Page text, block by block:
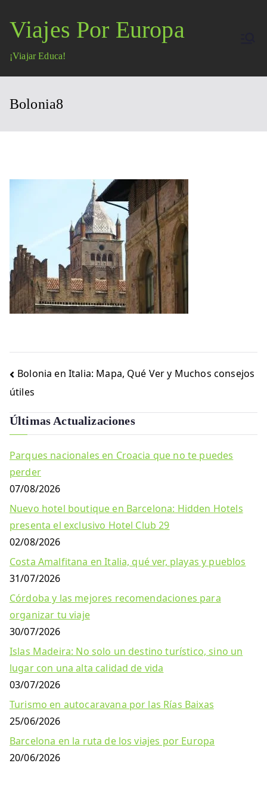
contenido
Viajes Por Europa
¡Viajar Educa!
Bolonia8
Navegación
de
entradas
Bolonia en Italia: Mapa, Qué Ver y Muchos consejos
útiles
Últimas Actualizaciones
Parques nacionales en Croacia que no te puedes
perder
07/08/2026
Nuevo hotel boutique en Barcelona: Hidden Hotels
presenta el exclusivo Hotel Club 29
02/08/2026
Costa Amalfitana en Italia, qué ver, playas y pueblos
31/07/2026
Córdoba y las mejores recomendaciones para
organizar tu viaje
30/07/2026
Islas Madeira: No solo un destino turístico, sino un
lugar con una alta calidad de vida
03/07/2026
Turismo en autocaravana por las Rías Baixas
25/06/2026
Barcelona en la ruta de los viajes por Europa
20/06/2026